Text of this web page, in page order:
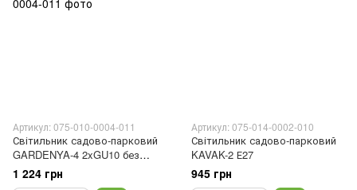
Артикул: 075-010-0004-011
Світильник садово-парковий
GARDENYA-4 2xGU10 без
лампи
1 224 грн
Артикул: 075-014-0002-010
Світильник садово-парковий
KAVAK-2 Е27
945 грн